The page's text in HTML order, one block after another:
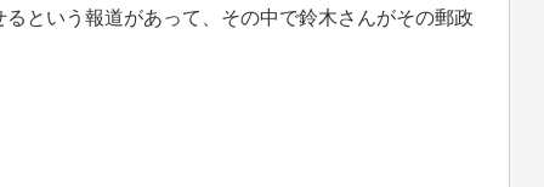
という報道があって、その中で鈴木さんがその郵政